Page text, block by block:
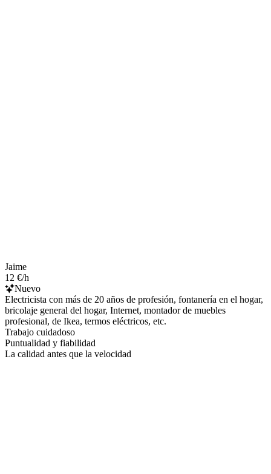
Jaime
12 €/h
Nuevo
Electricista con más de 20 años de profesión, fontanería en el hogar,
bricolaje general del hogar, Internet, montador de muebles
profesional, de Ikea, termos eléctricos, etc.
Trabajo cuidadoso
Puntualidad y fiabilidad
La calidad antes que la velocidad